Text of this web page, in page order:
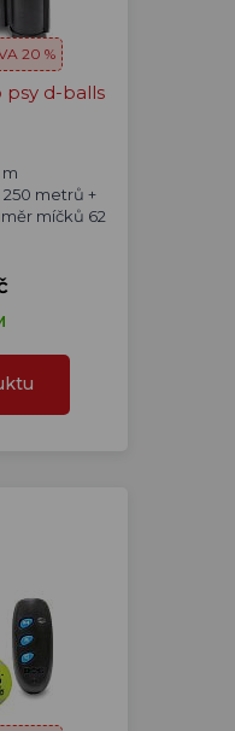
20 %
psy d-balls
m
250 metrů +
míčků 62